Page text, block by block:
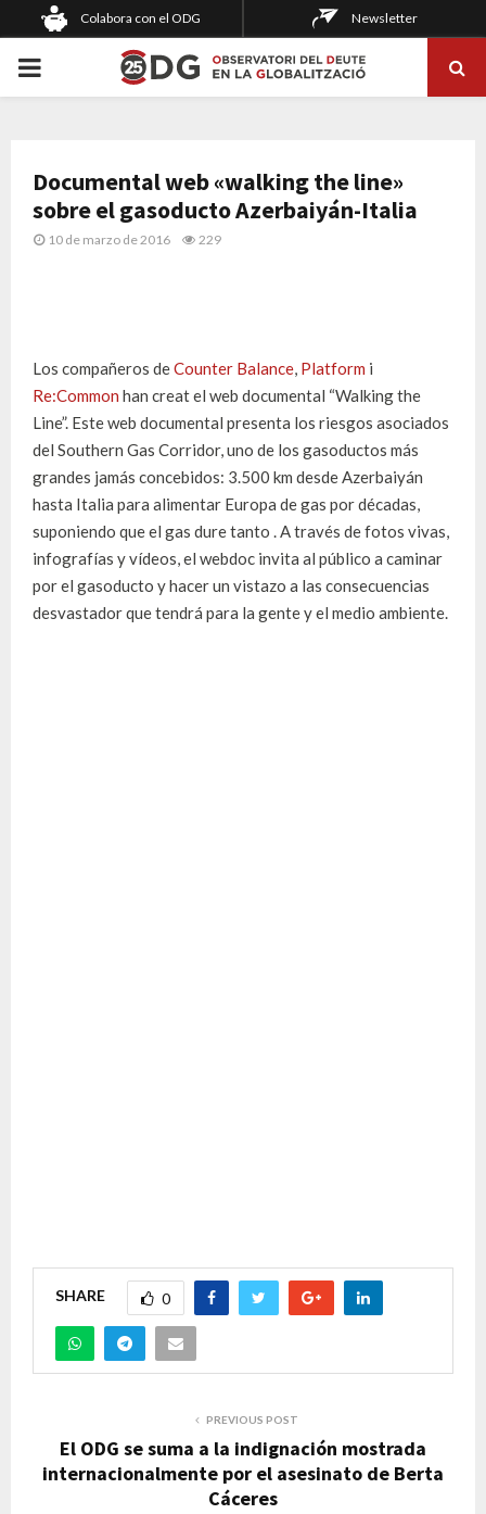
Colabora con el ODG Newsletter
PRIMARY
Documental web «walking the line»
sobre el gasoducto Azerbaiyán-Italia
10 de marzo de 2016 229
Los compañeros deCounter Balance Platform i
Re:Common han creat el web documental “Walking the
Line”. Este web documental presenta los riesgos asociados
del Southern Gas Corridor, uno de los gasoductos más
grandes jamás concebidos: 3.500 km desde Azerbaiyán
hasta Italia para alimentar Europa de gas por décadas,
suponiendo que el gas dure tanto . A través de fotos vivas,
infografías y vídeos, el webdoc invita al público a caminar
por el gasoducto y hacer un vistazo a las consecuencias
desvastador que tendrá para la gente y el medio ambiente.
SHARE 0
PREVIOUS POST
El ODG se suma a la indignación mostrada
internacionalmente por el asesinato de Berta
Cáceres